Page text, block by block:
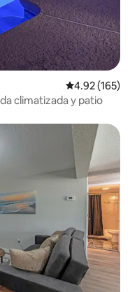
Calificación
4.92 (165)
climatizada y patio